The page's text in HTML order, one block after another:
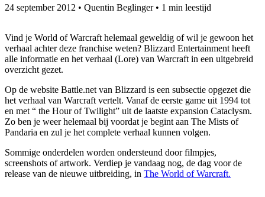
24 september 2012 • Quentin Beglinger • 1 min leestijd
Vind je World of Warcraft helemaal geweldig of wil je gewoon het
verhaal achter deze franchise weten? Blizzard Entertainment heeft
alle informatie en het verhaal (Lore) van Warcraft in een uitgebreid
overzicht gezet.
Op de website Battle.net van Blizzard is een subsectie opgezet die
het verhaal van Warcraft vertelt. Vanaf de eerste game uit 1994 tot
en met “ the Hour of Twilight” uit de laatste expansion Cataclysm.
Zo ben je weer helemaal bij voordat je begint aan The Mists of
Pandaria en zul je het complete verhaal kunnen volgen.
Sommige onderdelen worden ondersteund door filmpjes,
screenshots of artwork. Verdiep je vandaag nog, de dag voor de
release van de nieuwe uitbreiding, in The World of Warcraft.